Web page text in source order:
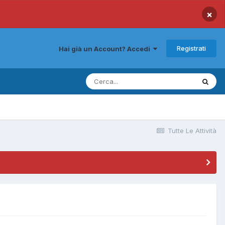
×
Hai già un Account? Accedi Registrati
Tutte Le Attività